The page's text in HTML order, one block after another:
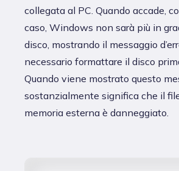
collegata al PC. Quando accade,
caso, Windows non sarà più in
disco, mostrando il messaggio
necessario formattare il disco
Quando viene mostrato questo
sostanzialmente significa che il
memoria esterna è danneggiato.